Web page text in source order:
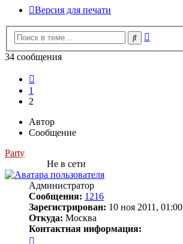
Версия для печати
Поиск
34 сообщения
1
2
Автор
Сообщение
Party
Не в сети
Администратор
Сообщения: 1216
Зарегистрирован: 10 ноя 2011, 01:00
Откуда: Москва
Контактная информация: